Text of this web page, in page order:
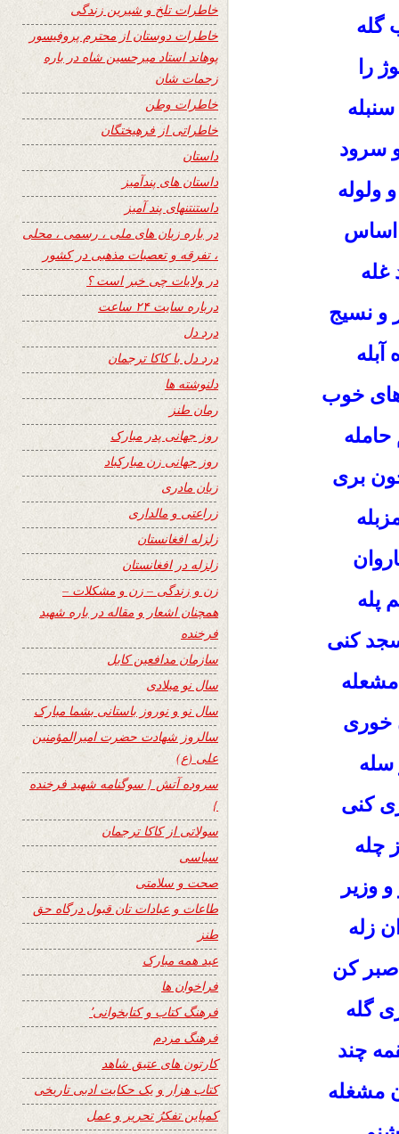
گله
را
سرود
ولوله
اساس
غله
و نسیج
خوب
بری
پله
کنی
مشعله
خوری
سله
کنی
چله
وزیر
زله
کن
گله
چند
مشغله
خاطرات تلخ و شیرین زندگی
خاطرات دوستان از محترم پروفیسور
پوهاند استاد میرحسین شاه در باره
زحمات شان
خاطرات وطن
خاطراتی از فرهیختگان
داستان
داستان های پندآمیز
داستنتنهای پند آمیز
در باره زبان های ملی ، رسمی ، محلی
، تفرقه و تعصبات مذهبی در کشور
در ولایات چی خبر است ؟
درباره سایت ۲۴ ساعت
درد دل
درد دل با کاکا ترجمان
دلنوشته ها
رمان طنز
روز جهانی پدر مبارک
روز جهانی زن مبارکباد
زبان مادری
زراعتی و مالداری
زلزله افغانستان
زلزله در افغانستان
زن و زندگی – زن و مشکلات –
همچنان اشعار و مقاله در باره شهید
فرخنده
سازمان مدافعین کابل
سال نو میلادی
سال نو و نوروز باستانی بشما مبارک
سالروز شهادت حضرت امیرالمؤمنین
علی (ع)
سروده آتش { سوگنامه شهید فرخنده
}
سولاتی از کاکا ترجمان
سیاسی
صحت و سلامتی
طاعات و عبادات تان قبول درگاه حق
طنز
عید همه مبارک
فراخوان ها
فرهنگ کتاب و کتابخوانی٬
فرهنگ مردم
کارتون های عتیق شاهد
کتاب هزار و یک حکایت ادبی تاریخی
کمپاین تفکرُ تحریر و عمل